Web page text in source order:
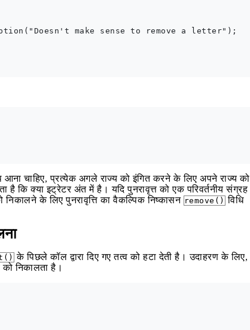
make sense to remove a letter");
चाहिए, प्रत्येक अगले राज्य को इंगित करने के लिए अपने राज्य को
कि क्या इट्रेटर अंत में है। यदि पुनरावृत्त को एक परिवर्तनीय संग्रह
निकालने के लिए पुनरावृत्ति का वैकल्पिक निष्कासन remove() विधि
के पिछले कॉल द्वारा दिए गए तत्व को हटा देती है। उदाहरण के लिए,
निकालता है।